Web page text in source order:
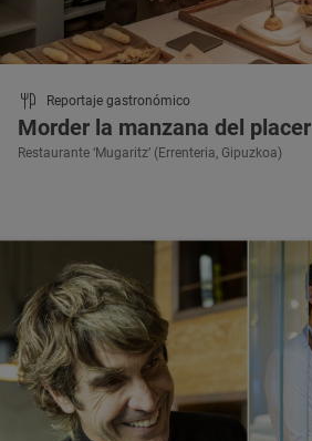
Reportaje gastronómico
Morder la manzana del placer
Restaurante ‘Mugaritz’ (Errenteria, Gipuzkoa)